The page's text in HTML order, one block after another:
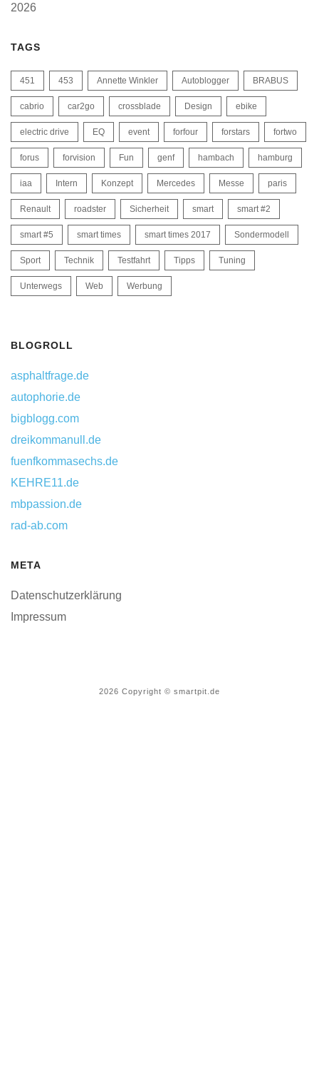
2026
TAGS
451 453 Annette Winkler Autoblogger BRABUS
cabrio car2go crossblade Design ebike
electric drive EQ event forfour forstars fortwo
forus forvision Fun genf hambach hamburg
iaa Intern Konzept Mercedes Messe paris
Renault roadster Sicherheit smart smart #2
smart #5 smart times smart times 2017 Sondermodell
Sport Technik Testfahrt Tipps Tuning
Unterwegs Web Werbung
BLOGROLL
asphaltfrage.de
autophorie.de
bigblogg.com
dreikommanull.de
fuenfkommasechs.de
KEHRE11.de
mbpassion.de
rad-ab.com
META
Datenschutzerklärung
Impressum
2026 Copyright © smartpit.de